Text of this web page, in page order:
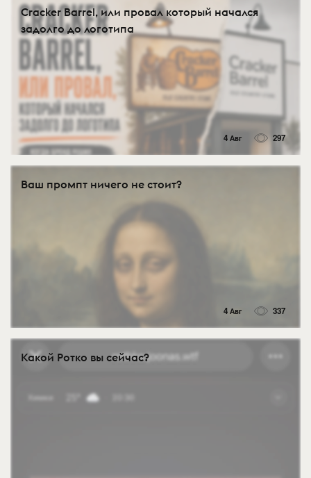
Cracker Barrel, или провал который начался
задолго до логотипа
4 Авг 297
Ваш промпт ничего не стоит?
4 Авг 337
Какой Ротко вы сейчас?